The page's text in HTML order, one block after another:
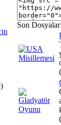
Son Dosyalar: